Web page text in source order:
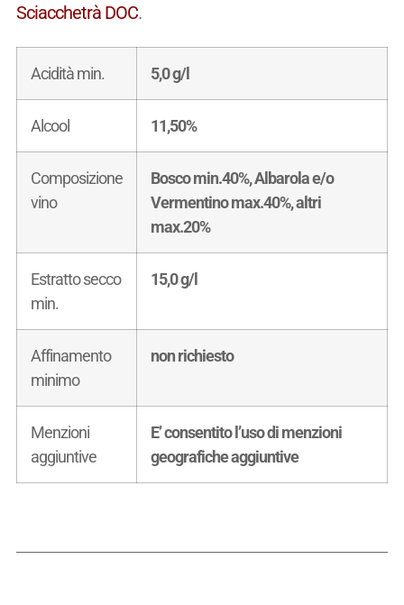
Sciacchetrà DOC.
Acidità min. 5,0 g/l
Alcool 11,50%
Composizione
vino
Bosco min.40%, Albarola e/o
Vermentino max.40%, altri
max.20%
Estratto secco
min.
15,0 g/l
Affinamento
minimo
non richiesto
Menzioni
aggiuntive
E’ consentito l’uso di menzioni
geografiche aggiuntive